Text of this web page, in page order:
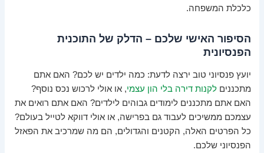
כלכלת המשפחה.
הסיפור האישי שלכם – הדלק של התוכנית
הפנסיונית
יועץ פנסיוני טוב ירצה לדעת: כמה ילדים יש לכם? האם אתם
מתכנניםלקנות דירה בלי הון עצמי, או אולי לרכוש נכס נוסף?
האם אתם מתכננים לימודים גבוהים לילדים? האם אתם רואים את
עצמכם ממשיכים לעבוד גם בפרישה, או אולי דווקא לטייל בעולם?
כל הפרטים האלה, הקטנים והגדולים, הם מה שמרכיב את הפאזל
הפנסיוני שלכם.